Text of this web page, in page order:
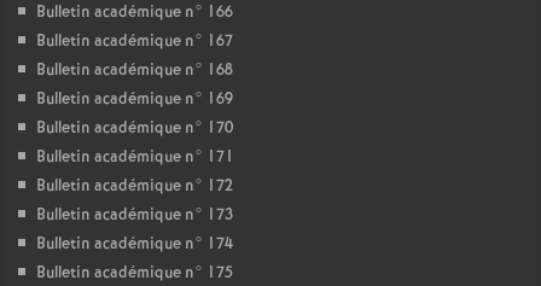
Bulletin académique n° 166
Bulletin académique n° 167
Bulletin académique n° 168
Bulletin académique n° 169
Bulletin académique n° 170
Bulletin académique n° 171
Bulletin académique n° 172
Bulletin académique n° 173
Bulletin académique n° 174
Bulletin académique n° 175